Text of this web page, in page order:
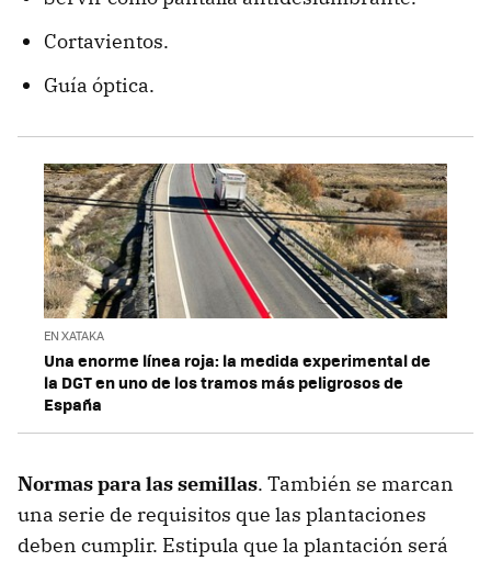
Cortavientos.
Guía óptica.
EN XATAKA
Una enorme línea roja: la medida experimental de
la DGT en uno de los tramos más peligrosos de
España
Normas para las semillas. También se marcan
una serie de requisitos que las plantaciones
deben cumplir. Estipula que la plantación será